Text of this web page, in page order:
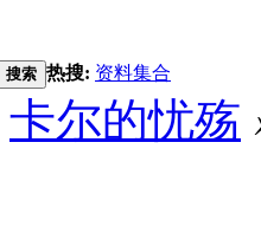
搜索 热搜: 资料集合
卡尔的忧殇